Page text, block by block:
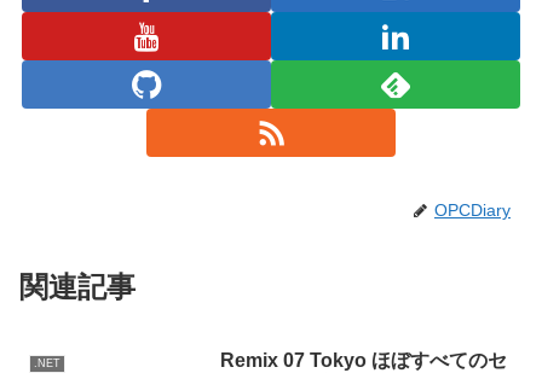
OPCDiary
関連記事
.NET
Remix 07 Tokyo ほぼすべてのセ